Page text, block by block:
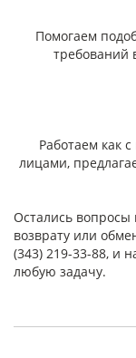
Помогаем
требований
Работаем как
лицами,
Остались вопросы
возврату или
(343) 219-33-88, и
любую задачу.